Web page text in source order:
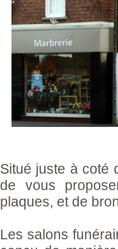
Situé juste à coté
de vous
plaques, et de
Les salons